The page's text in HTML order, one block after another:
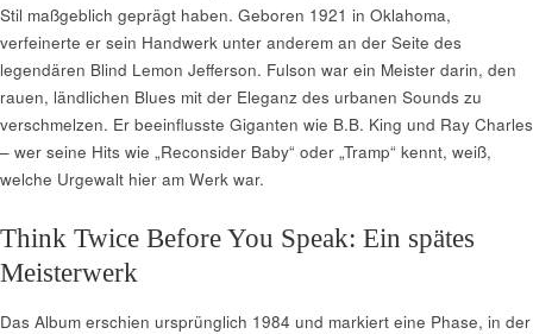
Stil maßgeblich geprägt haben. Geboren 1921 in Oklahoma,
verfeinerte er sein Handwerk unter anderem an der Seite des
legendären Blind Lemon Jefferson. Fulson war ein Meister darin, den
rauen, ländlichen Blues mit der Eleganz des urbanen Sounds zu
verschmelzen. Er beeinflusste Giganten wie B.B. King und Ray Charles
– wer seine Hits wie „Reconsider Baby“ oder „Tramp“ kennt, weiß,
welche Urgewalt hier am Werk war.
Think Twice Before You Speak: Ein spätes
Meisterwerk
Das Album erschien ursprünglich 1984 und markiert eine Phase, in der